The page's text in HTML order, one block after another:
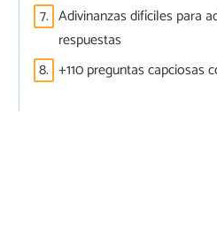
7. Adivinanzas difíciles para
respuestas
8. +110 preguntas capciosas